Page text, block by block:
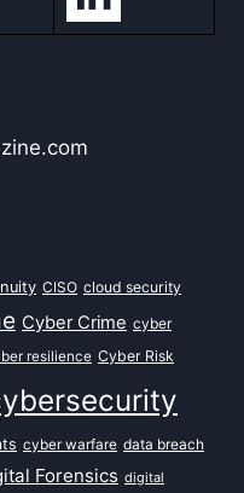
CISO cloud security
Cyber Crime cyber
resilience Cyber Risk
cyber warfare data breach
Forensics digital